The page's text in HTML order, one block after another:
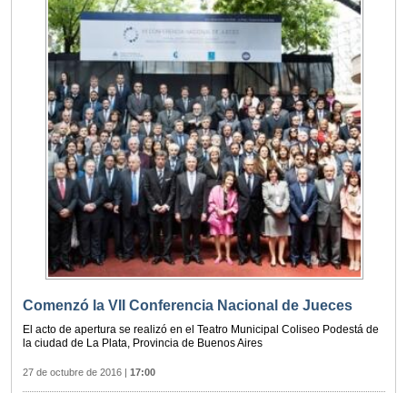
Comenzó la VII Conferencia Nacional de Jueces
El acto de apertura se realizó en el Teatro Municipal Coliseo Podestá de
la ciudad de La Plata, Provincia de Buenos Aires
27 de octubre de 2016 | 17:00